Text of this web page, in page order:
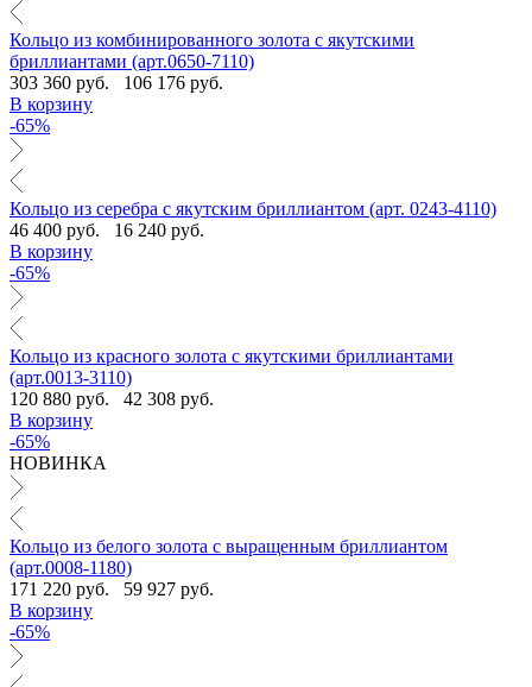
Кольцо из комбинированного золота с якутскими
бриллиантами (арт.0650-7110)
303 360 руб.
106 176 руб.
В корзину
-65%
Кольцо из серебра с якутским бриллиантом (арт. 0243-4110)
46 400 руб.
16 240 руб.
В корзину
-65%
Кольцо из красного золота с якутскими бриллиантами
(арт.0013-3110)
120 880 руб.
42 308 руб.
В корзину
-65%
НОВИНКА
Кольцо из белого золота с выращенным бриллиантом
(арт.0008-1180)
171 220 руб.
59 927 руб.
В корзину
-65%